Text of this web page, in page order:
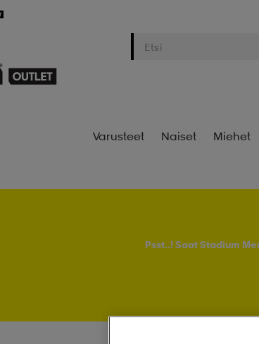
Varusteet Naiset Miehet
Psst..! Saat Stadium